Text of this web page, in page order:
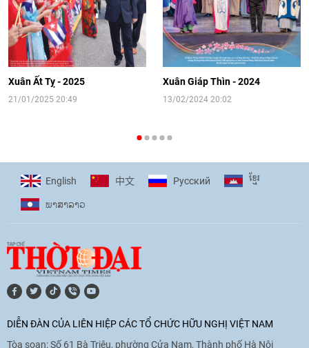
[Video] Đối ngoại nhân dân Thủ đô
hướng tới kết nối hiệu quả nguồn lực
người Việt Nam ở nước ngoài
16:58|10/06/2026
phó với biến đổi khí hậu
17:07|09/06/2026
[Video] Lào dành ưu tiên hàng đầu cho
quan hệ với Việt Nam
11:01 |09/06/2026
Xuân Ất Tỵ - 2025
21/01/2025 20:49
Xuân Giáp Thìn - 2024
13/02/2024 20:02
English 中文 Pусский ខ្មែរ
ພາ​ສາ​ລາວ
DIỄN ĐÀN CỦA LIÊN HIỆP CÁC TỔ CHỨC HỮU NGHỊ VIỆT NAM
Tòa soạn: Số 61 Bà Triệu, phường Cửa Nam, Thành phố Hà Nội